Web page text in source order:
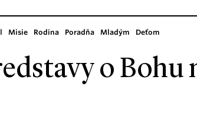
Misie Rodina Poradňa Mladým Deťom
o Bohu